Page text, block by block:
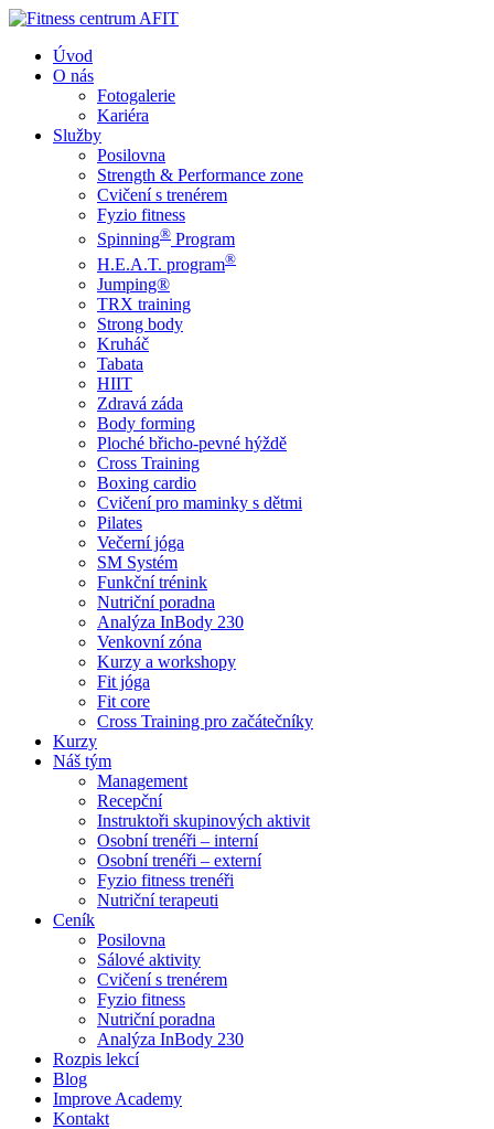
Úvod
O nás
Fotogalerie
Kariéra
Služby
Posilovna
Strength & Performance zone
Cvičení s trenérem
Fyzio fitness
Spinning® Program
H.E.A.T. program®
Jumping®
TRX training
Strong body
Kruháč
Tabata
HIIT
Zdravá záda
Body forming
Ploché břicho-pevné hýždě
Cross Training
Boxing cardio
Cvičení pro maminky s dětmi
Pilates
Večerní jóga
SM Systém
Funkční trénink
Nutriční poradna
Analýza InBody 230
Venkovní zóna
Kurzy a workshopy
Fit jóga
Fit core
Cross Training pro začátečníky
Kurzy
Náš tým
Management
Recepční
Instruktoři skupinových aktivit
Osobní trenéři – interní
Osobní trenéři – externí
Fyzio fitness trenéři
Nutriční terapeuti
Ceník
Posilovna
Sálové aktivity
Cvičení s trenérem
Fyzio fitness
Nutriční poradna
Analýza InBody 230
Rozpis lekcí
Blog
Improve Academy
Kontakt